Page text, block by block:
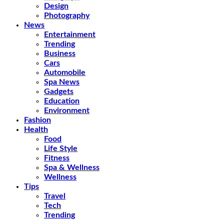
Design
Photography
News
Entertainment
Trending
Business
Cars
Automobile
Spa News
Gadgets
Education
Environment
Fashion
Health
Food
Life Style
Fitness
Spa & Wellness
Wellness
Tips
Travel
Tech
Trending